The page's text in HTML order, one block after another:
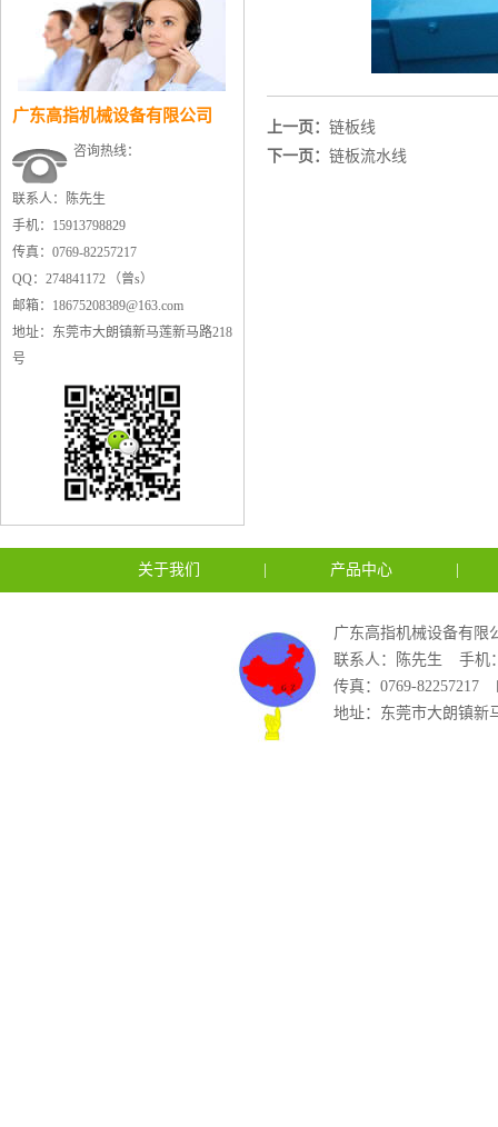
广东高指机械设备有限公司
咨询热线：
联系人：陈先生
手机：15913798829
传真：0769-82257217
QQ：274841172 （曾s）
邮箱：18675208389@163.com
地址：东莞市大朗镇新马莲新马路218
号
上一页： 链板线
下一页： 链板流水线
关于我们 产品中心
广东高指机械设备有限
联系人：陈先生
手机
传真：0769-82257217
地址：东莞市大朗镇新